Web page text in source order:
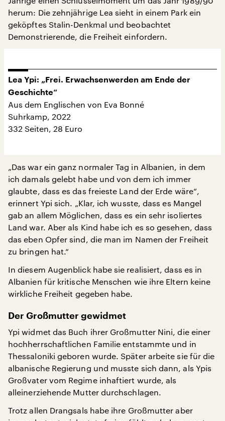
herum: Die zehnjährige Lea sieht in einem Park ein
geköpftes Stalin-Denkmal und beobachtet
Demonstrierende, die Freiheit einfordern.
Lea Ypi: „Frei. Erwachsenwerden am Ende der
Geschichte“
Aus dem Englischen von Eva Bonné
Suhrkamp, 2022
332 Seiten, 28 Euro
„Das war ein ganz normaler Tag in Albanien, in dem
ich damals gelebt habe und von dem ich immer
glaubte, dass es das freieste Land der Erde wäre“,
erinnert Ypi sich. „Klar, ich wusste, dass es Mangel
gab an allem Möglichen, dass es ein sehr isoliertes
Land war. Aber als Kind habe ich es so gesehen, dass
das eben Opfer sind, die man im Namen der Freiheit
zu bringen hat.“
In diesem Augenblick habe sie realisiert, dass es in
Albanien für kritische Menschen wie ihre Eltern keine
wirkliche Freiheit gegeben habe.
Der Großmutter gewidmet
Ypi widmet das Buch ihrer Großmutter Nini, die einer
hochherrschaftlichen Familie entstammte und in
Thessaloniki geboren wurde. Später arbeite sie für die
albanische Regierung und musste sich dann, als Ypis
Großvater vom Regime inhaftiert wurde, als
alleinerziehende Mutter durchschlagen.
Trotz allen Drangsals habe ihre Großmutter aber